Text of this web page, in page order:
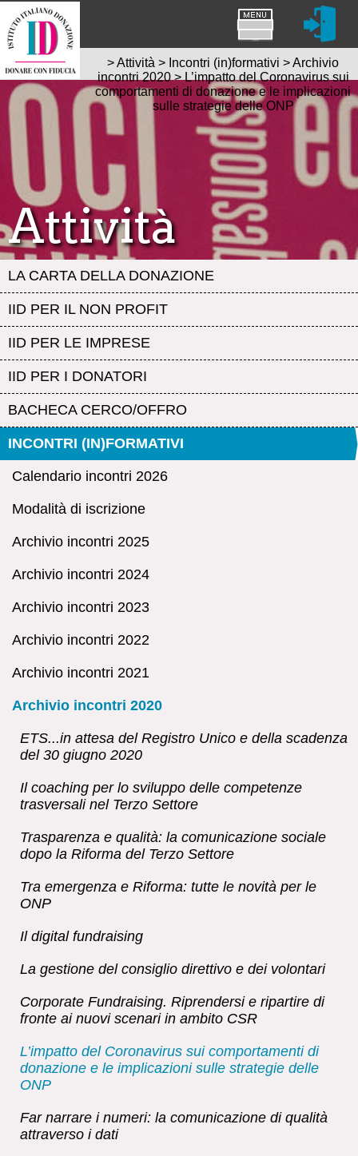
Attività
LA CARTA DELLA DONAZIONE
IID PER IL NON PROFIT
IID PER LE IMPRESE
IID PER I DONATORI
BACHECA CERCO/OFFRO
INCONTRI (IN)FORMATIVI
Calendario incontri 2026
Modalità di iscrizione
Archivio incontri 2025
Archivio incontri 2024
Archivio incontri 2023
Archivio incontri 2022
Archivio incontri 2021
Archivio incontri 2020
ETS...in attesa del Registro Unico e della scadenza
del 30 giugno 2020
Il coaching per lo sviluppo delle competenze
trasversali nel Terzo Settore
Trasparenza e qualità: la comunicazione sociale
dopo la Riforma del Terzo Settore
Tra emergenza e Riforma: tutte le novità per le
ONP
Il digital fundraising
La gestione del consiglio direttivo e dei volontari
Corporate Fundraising. Riprendersi e ripartire di
fronte ai nuovi scenari in ambito CSR
L’impatto del Coronavirus sui comportamenti di
donazione e le implicazioni sulle strategie delle
ONP
Far narrare i numeri: la comunicazione di qualità
attraverso i dati
>Attività > Incontri (in)formativi >Archivio
incontri 2020 >L’impatto del Coronavirus sui
comportamenti di donazione e le implicazioni
sulle strategie delle ONP